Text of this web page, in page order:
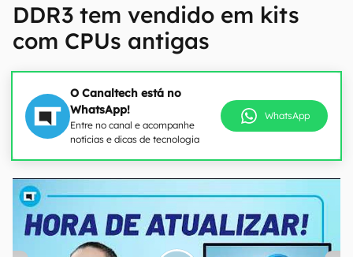
DDR3 tem vendido em kits
com CPUs antigas
O Canaltech está no
WhatsApp!
Entre no canal e acompanhe
notícias e dicas de tecnologia
WhatsApp